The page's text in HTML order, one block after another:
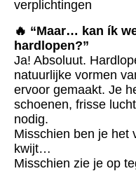
verplichtingen
🔥 “Maar… kan ík
hardlopen?”
Ja! Absoluut.
natuurlijke vormen
ervoor gemaakt. Je
schoenen, frisse
nodig.
Misschien ben je het
kwijt…
Misschien zie je op